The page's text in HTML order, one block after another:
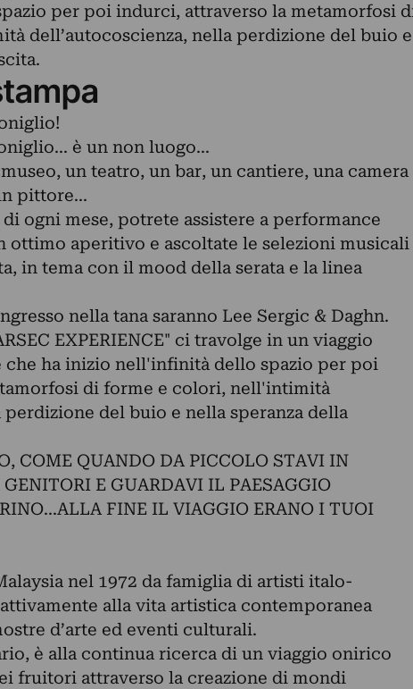
per poi indurci, attraverso la metamorfosi
dell’autocoscienza, nella perdizione del buio e
è un non luogo...
un teatro, un bar, un cantiere, una camera
pittore...
ogni mese, potrete assistere a performance
ottimo aperitivo e ascoltate le selezioni musicali
in tema con il mood della serata e la linea
nella tana saranno Lee Sergic & Daghn.
EXPERIENCE" ci travolge in un viaggio
ha inizio nell'infinità dello spazio per poi
di forme e colori, nell'intimità
del buio e nella speranza della
COME QUANDO DA PICCOLO STAVI IN
E GUARDAVI IL PAESAGGIO
FINE IL VIAGGIO ERANO I TUOI
nel 1972 da famiglia di artisti italo-
alla vita artistica contemporanea
d’arte ed eventi culturali.
è alla continua ricerca di un viaggio onirico
fruitori attraverso la creazione di mondi